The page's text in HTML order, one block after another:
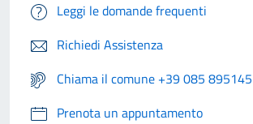
Leggi le domande frequenti
Richiedi Assistenza
Chiama il comune +39 085 895145
Prenota un appuntamento